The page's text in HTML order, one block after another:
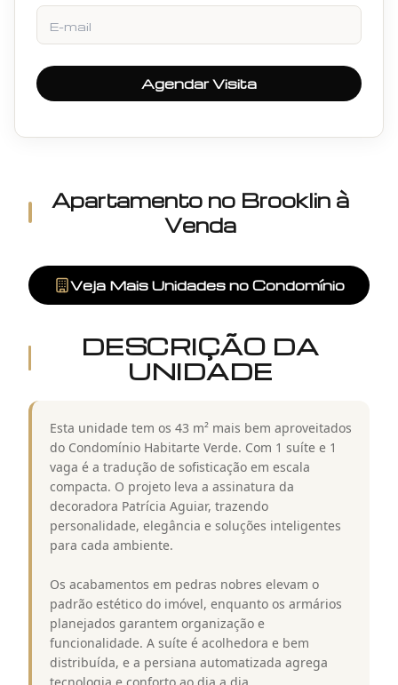
Apartamento no Brooklin à
Venda
Veja Mais Unidades no Condomínio
DESCRIÇÃO DA
UNIDADE
Esta unidade tem os 43 m² mais bem aproveitados
do Condomínio Habitarte Verde. Com 1 suíte e 1
vaga é a tradução de sofisticação em escala
compacta. O projeto leva a assinatura da
decoradora Patrícia Aguiar, trazendo
personalidade, elegância e soluções inteligentes
para cada ambiente.
Os acabamentos em pedras nobres elevam o
padrão estético do imóvel, enquanto os armários
planejados garantem organização e
funcionalidade. A suíte é acolhedora e bem
distribuída, e a persiana automatizada agrega
E-mail
Agendar Visita